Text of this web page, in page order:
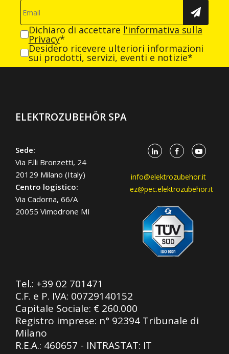
Dichiaro di accettare l'informativa sulla
Privacy*
Desidero ricevere ulteriori informazioni
sui prodotti, servizi, eventi e notizie*
ELEKTROZUBEHÖR SPA
Sede:
Via F.lli Bronzetti, 24
20129 Milano (Italy)
Centro logistico:
Via Cadorna, 66/A
20055 Vimodrone MI
info@elektrozubehor.it
ez@pec.elektrozubehor.it
Tel.: +39 02 701471
C.F. e P. IVA: 00729140152
Capitale Sociale: € 260.000
Registro imprese: n° 92394 Tribunale di
Milano
R.E.A.: 460657 - INTRASTAT: IT